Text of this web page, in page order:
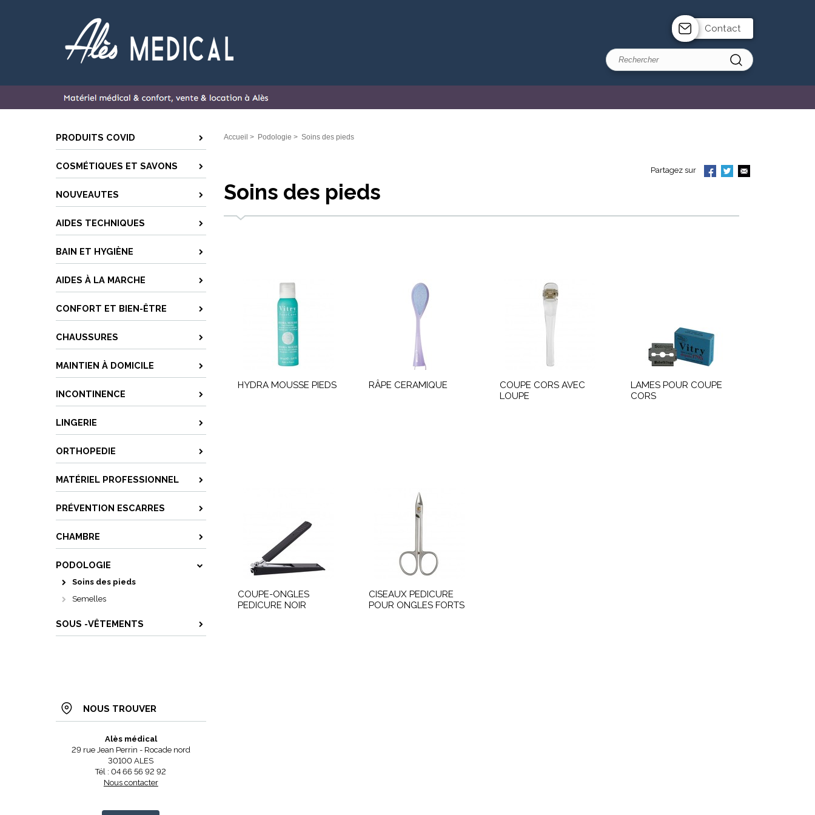
Contact
PRODUITS COVID
COSMÉTIQUES ET SAVONS
NOUVEAUTES
AIDES TECHNIQUES
BAIN ET HYGIÈNE
AIDES À LA MARCHE
CONFORT ET BIEN-ÊTRE
CHAUSSURES
MAINTIEN À DOMICILE
INCONTINENCE
LINGERIE
ORTHOPEDIE
MATÉRIEL PROFESSIONNEL
PRÉVENTION ESCARRES
CHAMBRE
PODOLOGIE
Soins des pieds
Semelles
SOUS -VÊTEMENTS
NOUS TROUVER
Alès médical
29 rue Jean Perrin - Rocade nord
30100 ALES
Tél : 04 66 56 92 92
Nous contacter
Accueil > Podologie > Soins des pieds
Partagez sur
Soins des pieds
HYDRA MOUSSE PIEDS RÂPE CERAMIQUE
COUPE CORS AVEC
LOUPE
LAMES POUR COUPE
CORS
COUPE-ONGLES
PEDICURE NOIR
CISEAUX PEDICURE
POUR ONGLES FORTS